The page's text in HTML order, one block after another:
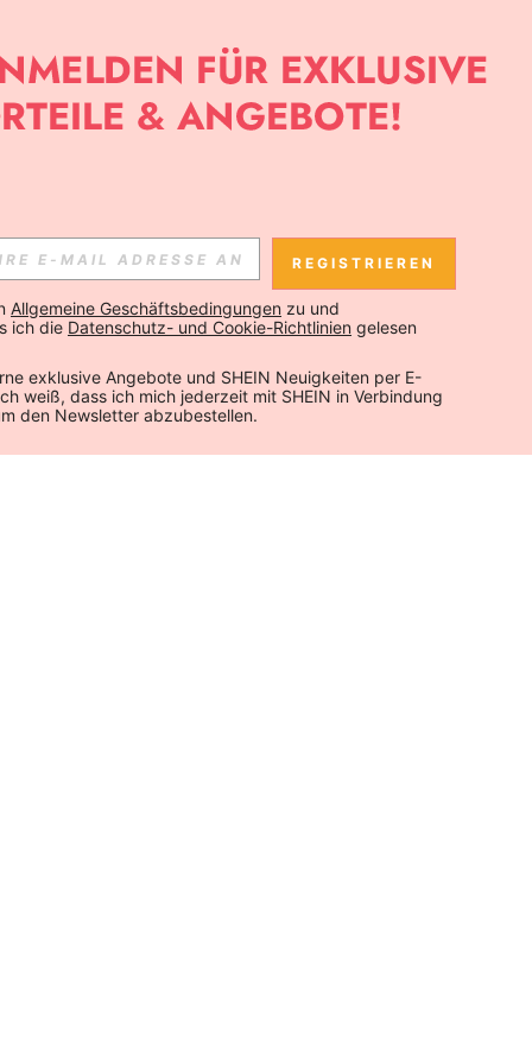
REGISTRIEREN
Allgemeine Geschäftsbedingungen zu und
ich die Datenschutz- und Cookie-Richtlinien gelesen
exklusive Angebote und SHEIN Neuigkeiten per E-
weiß, dass ich mich jederzeit mit SHEIN in Verbindung
den Newsletter abzubestellen.